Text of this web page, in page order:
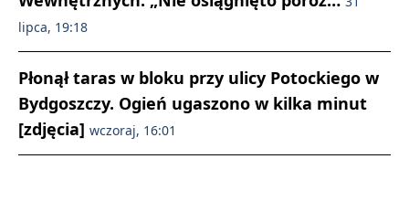
lipca, 19:18
Płonął taras w bloku przy ulicy Potockiego w
Bydgoszczy. Ogień ugaszono w kilka minut
[zdjęcia] wczoraj, 16:01